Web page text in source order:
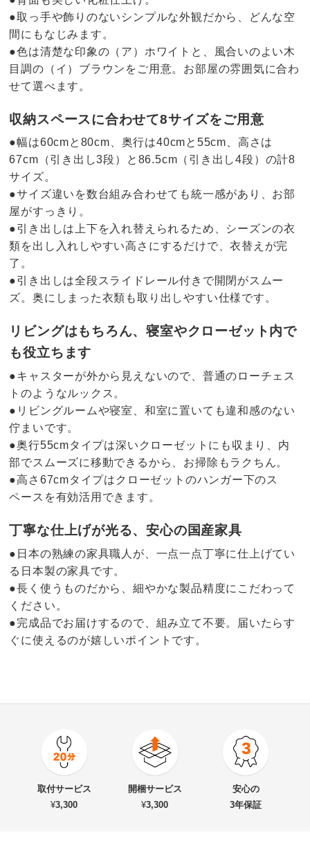
●取っ手や飾りのないシンプルな外観だから、どんな空
間にもなじみます。
●色は清楚な印象の（ア）ホワイトと、風合いのよい木
目調の（イ）ブラウンをご用意。お部屋の雰囲気に合わ
せて選べます。
収納スペースに合わせて8サイズをご用意
●幅は60cmと80cm、奥行は40cmと55cm、高さは
67cm（引き出し3段）と86.5cm（引き出し4段）の計8
サイズ。
●サイズ違いを数台組み合わせても統一感があり、お部
屋がすっきり。
●引き出しは上下を入れ替えられるため、シーズンの衣
類を出し入れしやすい高さにするだけで、衣替えが完
了。
●引き出しは全段スライドレール付きで開閉がスムー
ズ。奥にしまった衣類も取り出しやすい仕様です。
リビングはもちろん、寝室やクローゼット内で
も役立ちます
●キャスターが外から見えないので、普通のローチェス
トのようなルックス。
●リビングルームや寝室、和室に置いても違和感のない
佇まいです。
●奥行55cmタイプは深いクローゼットにも収まり、内
部でスムーズに移動できるから、お掃除もラクちん。
●高さ67cmタイプはクローゼットのハンガー下のス
ペースを有効活用できます。
丁寧な仕上げが光る、安心の国産家具
●日本の熟練の家具職人が、一点一点丁寧に仕上げてい
る日本製の家具です。
●長く使うものだから、細やかな製品精度にこだわって
ください。
●完成品でお届けするので、組み立て不要。届いたらす
ぐに使えるのが嬉しいポイントです。
商品番号 900-LM42-61
隠しキャスター付きチェスト 3段・高さ67cm幅80cm奥
行55cm
取付サービス
¥3,300
開梱サービス
¥3,300
安心の
3年保証